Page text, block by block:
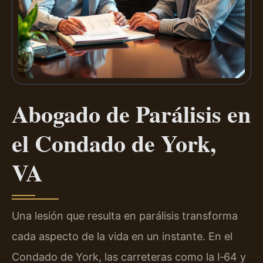
Abogado de Parálisis en
el Condado de York,
VA
Una lesión que resulta en parálisis transforma
cada aspecto de la vida en un instante. En el
Condado de York, las carreteras como la I‑64 y